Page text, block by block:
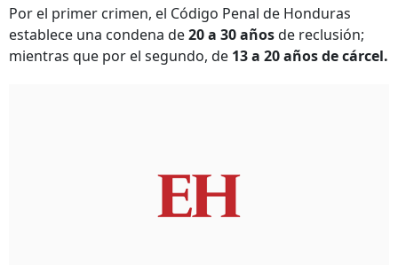
Por el primer crimen, el Código Penal de Honduras
establece una condena de20 a 30 añosde reclusión;
mientras que por el segundo, de 13 a 20 años de cárcel.